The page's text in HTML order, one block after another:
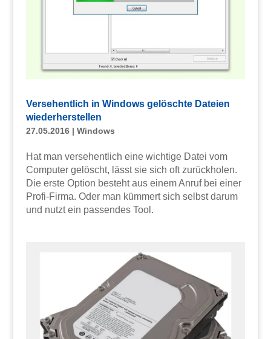
Versehentlich in Windows gelöschte Dateien
wiederherstellen
27.05.2016| Windows
Hat man versehentlich eine wichtige Datei vom
Computer gelöscht, lässt sie sich oft zurückholen.
Die erste Option besteht aus einem Anruf bei einer
Profi-Firma. Oder man kümmert sich selbst darum
und nutzt ein passendes Tool.